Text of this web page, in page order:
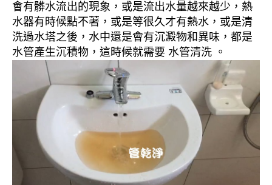
會有髒水流出的現象，或是流出水量越來越少，熱
水器有時候點不著，或是等很久才有熱水，或是清
洗過水塔之後，水中還是會有沉澱物和異味，都是
水管產生沉積物，這時候就需要 水管清洗 。